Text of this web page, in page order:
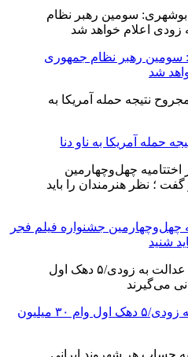
سومین رهبر نظام جمهوری
شد
چهل‌وچهارمین جشنواره فیلم فجر
شنید
واریز سود سهام عدالت به زودی/۵ دهک اول وام ۳۰ میلیون